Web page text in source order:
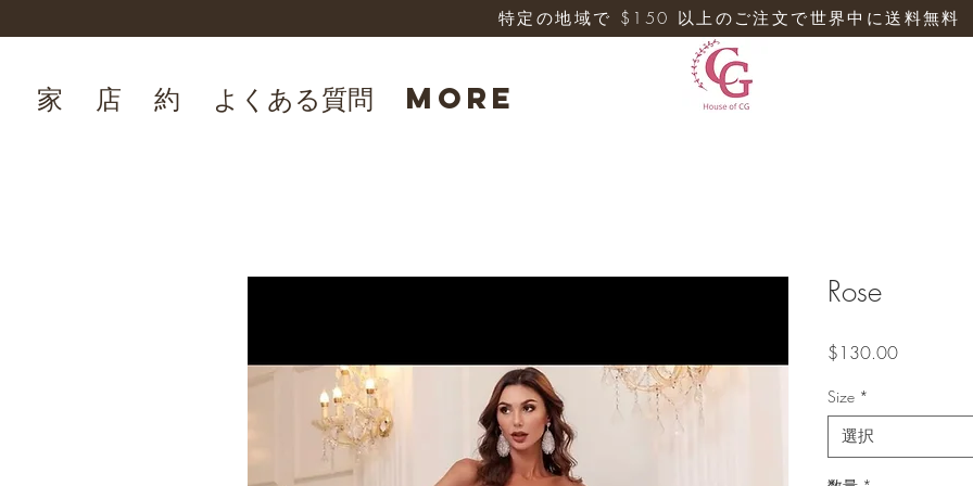
家 店 約 よくある質問 More
特定の地域で $150 以上のご注文で世界中に送料無料
Rose
$130.00価
Size *
選択